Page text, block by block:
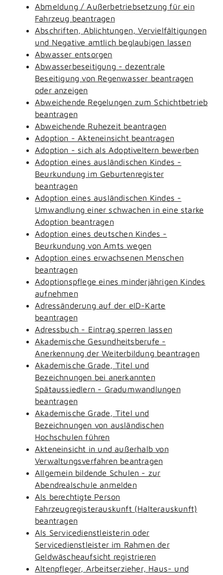
Abmeldung / Außerbetriebsetzung für ein
Fahrzeug beantragen
Abschriften, Ablichtungen, Vervielfältigungen
und Negative amtlich beglaubigen lassen
Abwasser entsorgen
Abwasserbeseitigung - dezentrale
Beseitigung von Regenwasser beantragen
oder anzeigen
Abweichende Regelungen zum Schichtbetrieb
beantragen
Abweichende Ruhezeit beantragen
Adoption - Akteneinsicht beantragen
Adoption - sich als Adoptiveltern bewerben
Adoption eines ausländischen Kindes -
Beurkundung im Geburtenregister
beantragen
Adoption eines ausländischen Kindes -
Umwandlung einer schwachen in eine starke
Adoption beantragen
Adoption eines deutschen Kindes -
Beurkundung von Amts wegen
Adoption eines erwachsenen Menschen
beantragen
Adoptionspflege eines minderjährigen Kindes
aufnehmen
Adressänderung auf der eID-Karte
beantragen
Adressbuch - Eintrag sperren lassen
Akademische Gesundheitsberufe -
Anerkennung der Weiterbildung beantragen
Akademische Grade, Titel und
Bezeichnungen bei anerkannten
Spätaussiedlern - Gradumwandlungen
beantragen
Akademische Grade, Titel und
Bezeichnungen von ausländischen
Hochschulen führen
Akteneinsicht in und außerhalb von
Verwaltungsverfahren beantragen
Allgemein bildende Schulen - zur
Abendrealschule anmelden
Als berechtigte Person
Fahrzeugregisterauskunft (Halterauskunft)
beantragen
Als Servicedienstleisterin oder
Servicedienstleister im Rahmen der
Geldwäscheaufsicht registrieren
Altenpfleger, Arbeitserzieher, Haus- und